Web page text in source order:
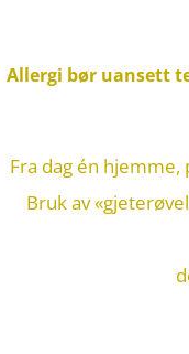
Allergi bør uansett
Fra dag én
Bruk av